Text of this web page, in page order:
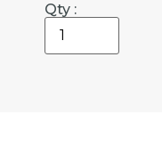
Qty :